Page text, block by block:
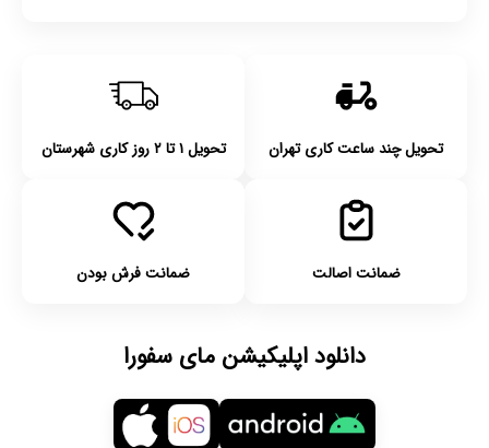
تحویل چند ساعت کاری تهران تحویل ۱ تا ۲ روز کاری شهرستان
ضمانت اصالت ضمانت فرش بودن
دانلود اپلیکیشن مای سفورا